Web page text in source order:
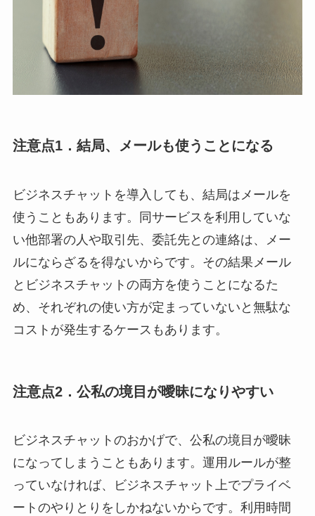
注意点1．結局、メールも使うことになる
ビジネスチャットを導入しても、結局はメールを
使うこともあります。同サービスを利用していな
い他部署の人や取引先、委託先との連絡は、メー
ルにならざるを得ないからです。その結果メール
とビジネスチャットの両方を使うことになるた
め、それぞれの使い方が定まっていないと無駄な
コストが発生するケースもあります。
注意点2．公私の境目が曖昧になりやすい
ビジネスチャットのおかげで、公私の境目が曖昧
になってしまうこともあります。運用ルールが整
っていなければ、ビジネスチャット上でプライベ
ートのやりとりをしかねないからです。利用時間